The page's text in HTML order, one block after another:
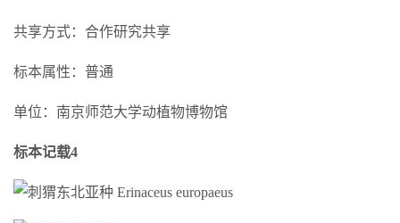
共享方式：合作研究共享
标本属性：普通
单位：南京师范大学动植物博物馆
标本记载4